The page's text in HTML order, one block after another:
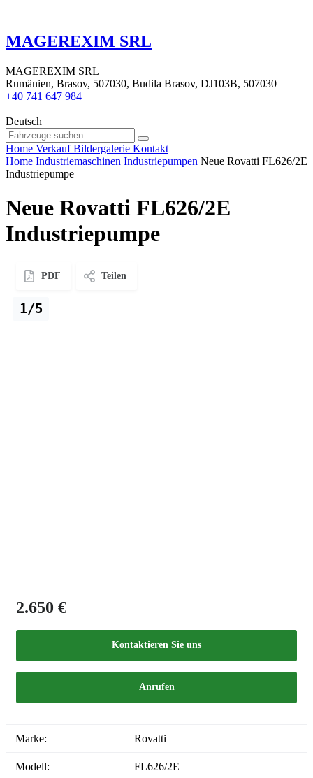
MAGEREXIM SRL
MAGEREXIM SRL
Rumänien, Brasov, 507030, Budila Brasov, DJ103B, 507030
+40 741 647 984
Deutsch
Home Verkauf Bildergalerie Kontakt
Home Industriemaschinen Industriepumpen Neue Rovatti FL626/2E
Industriepumpe
Neue Rovatti FL626/2E
Industriepumpe
PDF Teilen
1/5
2.650 €
Kontaktieren Sie uns
Anrufen
Marke: Rovatti
Modell: FL626/2E